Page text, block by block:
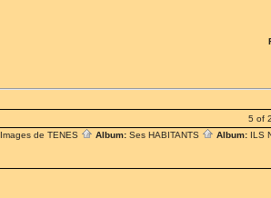
5 of
Images de TENES Album: Ses HABITANTS Album: ILS